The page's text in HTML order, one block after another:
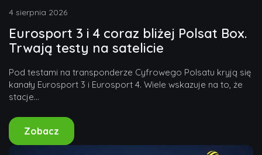
4 sierpnia 2026
Eurosport 3 i 4 coraz bliżej Polsat Box.
Trwają testy na satelicie
Pod testami na transponderze Cyfrowego Polsatu kryją się
kanały Eurosport 3 i Eurosport 4. Wiele wskazuje na to, że
stacje...
Zobacz